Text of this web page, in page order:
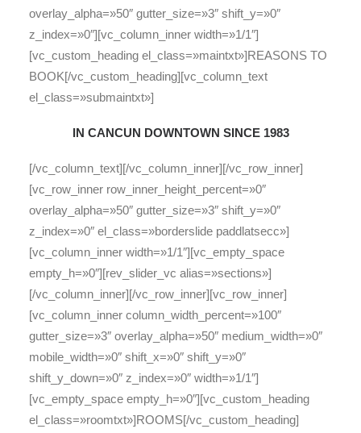
overlay_alpha=»50″ gutter_size=»3″ shift_y=»0″
z_index=»0″][vc_column_inner width=»1/1″]
[vc_custom_heading el_class=»maintxt»]REASONS TO
BOOK[/vc_custom_heading][vc_column_text
el_class=»submaintxt»]
IN CANCUN DOWNTOWN SINCE 1983
[/vc_column_text][/vc_column_inner][/vc_row_inner]
[vc_row_inner row_inner_height_percent=»0″
overlay_alpha=»50″ gutter_size=»3″ shift_y=»0″
z_index=»0″ el_class=»borderslide paddlatsecc»]
[vc_column_inner width=»1/1″][vc_empty_space
empty_h=»0″][rev_slider_vc alias=»sections»]
[/vc_column_inner][/vc_row_inner][vc_row_inner]
[vc_column_inner column_width_percent=»100″
gutter_size=»3″ overlay_alpha=»50″ medium_width=»0″
mobile_width=»0″ shift_x=»0″ shift_y=»0″
shift_y_down=»0″ z_index=»0″ width=»1/1″]
[vc_empty_space empty_h=»0″][vc_custom_heading
el_class=»roomtxt»]ROOMS[/vc_custom_heading]